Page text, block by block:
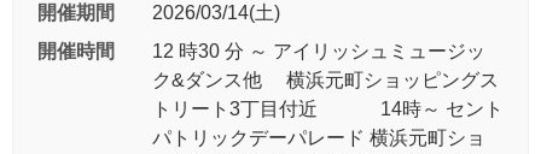
開催期間
2026/03/14(土)
開催時間
12 時30 分 ～ アイリッシュミュージッ
ク&ダンス他 横浜元町ショッピングス
トリート3丁目付近​ 14時～​ セント
パトリックデーパレード 横浜元町ショ